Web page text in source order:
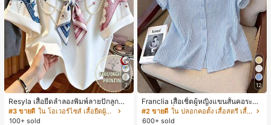
7
Resyla เสื้อยืดลำลองพิมพ์ลายปักลูกปัด
รูปโบว์ขนาดใหญ่สำหรับผู้หญิง
#3 ขายดี
ใน โอเวอร์ไซส์ เสื้อยืดผู้หญิง
100+ sold
12
Franclia เสื้อเชิ้ตผู้หญิงแขนสั้นคอระบา
ยกระดุมเดี่ยวลายทาง
#2 ขายดี
ใน ปลอกคอตั้ง เสื้อสตรี เสื้อเบลาส์ & Tee
600+ sold